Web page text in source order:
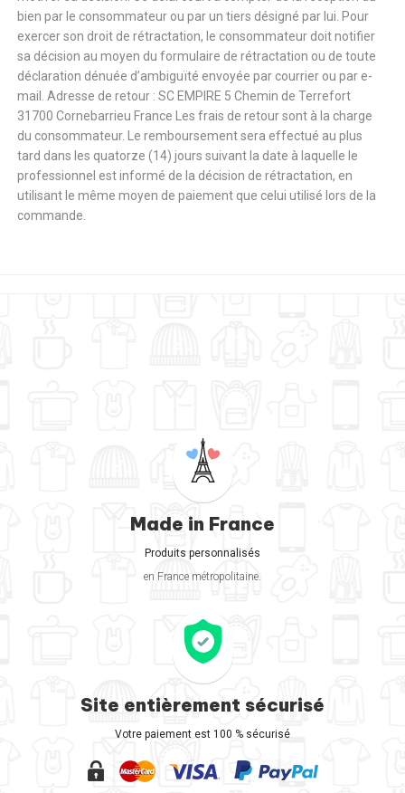
bien par le consommateur ou par un tiers désigné par lui. Pour
exercer son droit de rétractation, le consommateur doit notifier
sa décision au moyen du formulaire de rétractation ou de toute
déclaration dénuée d’ambiguïté envoyée par courrier ou par e-
mail. Adresse de retour : SC EMPIRE 5 Chemin de Terrefort
31700 Cornebarrieu France Les frais de retour sont à la charge
du consommateur. Le remboursement sera effectué au plus
tard dans les quatorze (14) jours suivant la date à laquelle le
professionnel est informé de la décision de rétractation, en
utilisant le même moyen de paiement que celui utilisé lors de la
commande.
Made in France
Produits personnalisés
en France métropolitaine.
Site entièrement sécurisé
Votre paiement est 100 % sécurisé